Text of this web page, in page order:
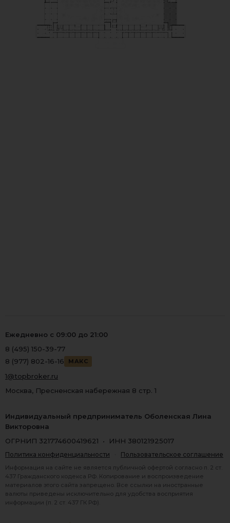
Ежедневно с 09:00 до 21:00
8 (495) 150-39-77
8 (977) 802-16-16
МАКС
1@topbroker.ru
Москва, Пресненская набережная 8 стр. 1
Индивидуальный предприниматель Оболенская Лина
Викторовна
ОГРНИП 321774600419621 • ИНН 380121925017
Политика конфиденциальности Пользовательское соглашение
Информация на сайте не является публичной офертой согласно п. 2 ст.
437 Гражданского кодекса РФ. Копирование и воспроизведение
материалов этого сайта запрещено. Все ссылки на иностранные
валюты приведены исключительно для удобства восприятия
информации (п. 2 ст. 437 ГК РФ).